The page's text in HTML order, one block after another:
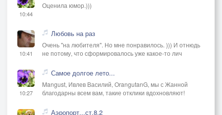
10:44
Оценила юмор.)))
10:41
Любовь на раз
Очень "на любителя". Но мне понравилось. ))) И отнюдь
не потому, что сформировалось уже какое-то лич
10:27
Самое долгое лето...
Mangust, Ивлев Василий, OrangutanG, мы с Жанной
благодарны всем вам, такие отклики вдохновляют!
Аэропорт...ст.8.2